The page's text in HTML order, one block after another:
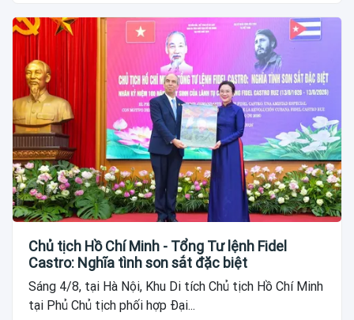
Chủ tịch Hồ Chí Minh - Tổng Tư lệnh Fidel
Castro: Nghĩa tình son sắt đặc biệt
Sáng 4/8, tại Hà Nội, Khu Di tích Chủ tịch Hồ Chí Minh
tại Phủ Chủ tịch phối hợp Đại...